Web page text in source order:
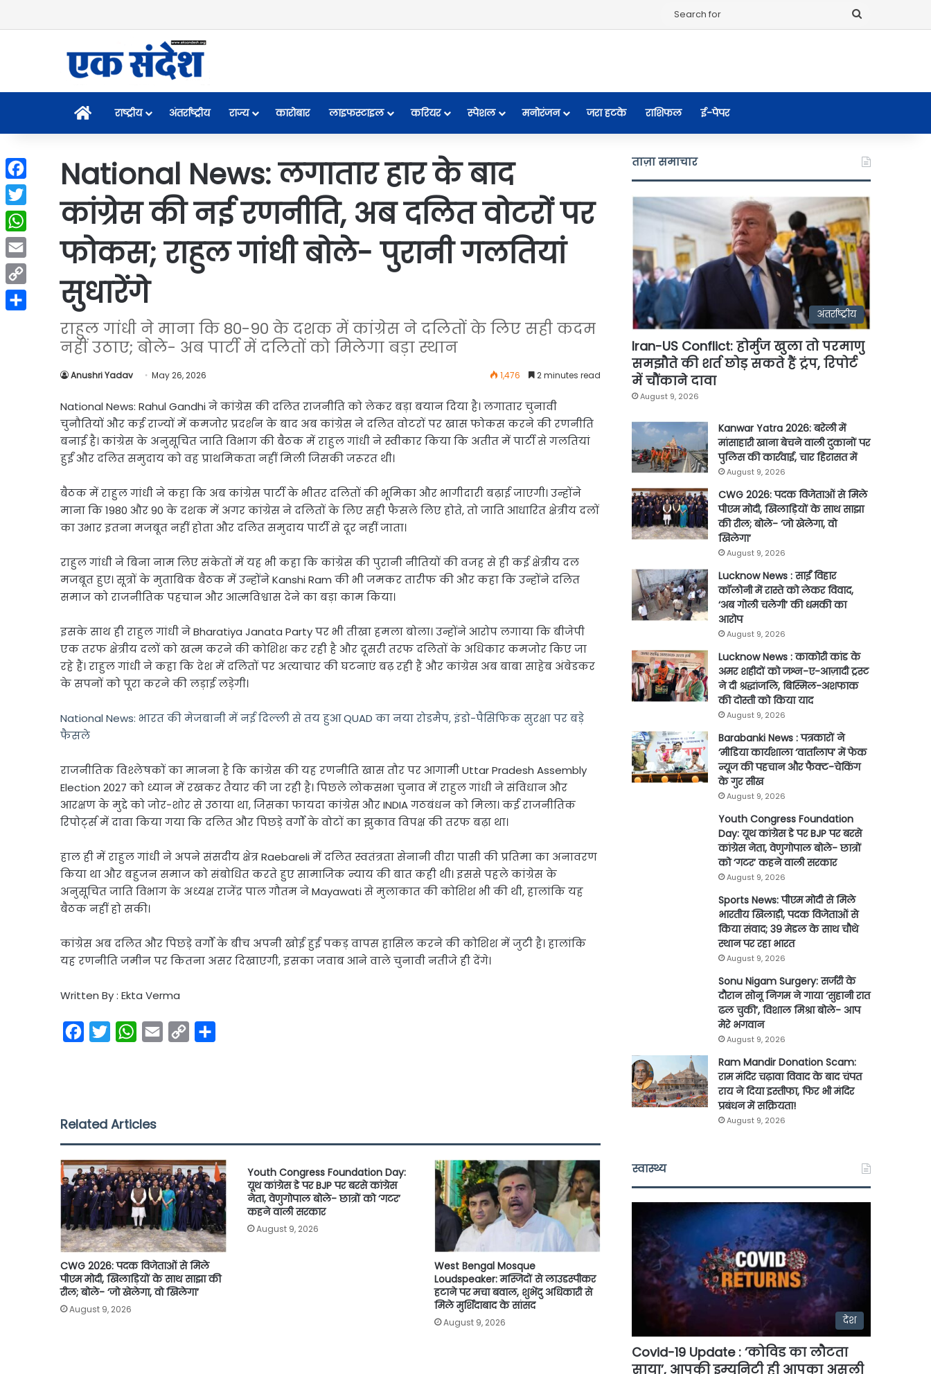
Homeराष्ट्रीय अंतर्राष्ट्रीय राज्य कारोबार लाइफस्टाइल करियर स्पेशल मनोरंजन जरा हटके राशिफल ई-पेपर
National News: लगातार हार के बाद
कांग्रेस की नई रणनीति, अब दलित वोटरों पर
फोकस; राहुल गांधी बोले- पुरानी गलतियां
सुधारेंगे
राहुल गांधी ने माना कि 80-90 के दशक में कांग्रेस ने दलितों के लिए सही कदम
नहीं उठाए; बोले- अब पार्टी में दलितों को मिलेगा बड़ा स्थान
Anushri Yadav May 26, 2026 1,476 2 minutes read
National News: Rahul Gandhi ने कांग्रेस की दलित राजनीति को लेकर बड़ा बयान दिया है। लगातार चुनावी
चुनौतियों और कई राज्यों में कमजोर प्रदर्शन के बाद अब कांग्रेस ने दलित वोटरों पर खास फोकस करने की रणनीति
बनाई है। कांग्रेस के अनुसूचित जाति विभाग की बैठक में राहुल गांधी ने स्वीकार किया कि अतीत में पार्टी से गलतियां
हुईं और दलित समुदाय को वह प्राथमिकता नहीं मिली जिसकी जरूरत थी।
बैठक में राहुल गांधी ने कहा कि अब कांग्रेस पार्टी के भीतर दलितों की भूमिका और भागीदारी बढ़ाई जाएगी। उन्होंने
माना कि 1980 और 90 के दशक में अगर कांग्रेस ने दलितों के लिए सही फैसले लिए होते, तो जाति आधारित क्षेत्रीय दलों
का उभार इतना मजबूत नहीं होता और दलित समुदाय पार्टी से दूर नहीं जाता।
राहुल गांधी ने बिना नाम लिए संकेतों में यह भी कहा कि कांग्रेस की पुरानी नीतियों की वजह से ही कई क्षेत्रीय दल
मजबूत हुए। सूत्रों के मुताबिक बैठक में उन्होंनेKanshi Ram की भी जमकर तारीफ की और कहा कि उन्होंने दलित
समाज को राजनीतिक पहचान और आत्मविश्वास देने का बड़ा काम किया।
इसके साथ ही राहुल गांधी नेBharatiya Janata Partyपर भी तीखा हमला बोला। उन्होंने आरोप लगाया कि बीजेपी
एक तरफ क्षेत्रीय दलों को खत्म करने की कोशिश कर रही है और दूसरी तरफ दलितों के अधिकार कमजोर किए जा
रहे हैं। राहुल गांधी ने कहा कि देश में दलितों पर अत्याचार की घटनाएं बढ़ रही हैं और कांग्रेस अब बाबा साहेब अंबेडकर
के सपनों को पूरा करने की लड़ाई लड़ेगी।
National News: भारत की मेजबानी में नई दिल्ली से तय हुआ QUAD का नया रोडमैप, इंडो-पैसिफिक सुरक्षा पर बड़े
फैसले
राजनीतिक विश्लेषकों का मानना है कि कांग्रेस की यह रणनीति खास तौर पर आगामीUttar Pradesh Assembly
Election 2027 को ध्यान में रखकर तैयार की जा रही है। पिछले लोकसभा चुनाव में राहुल गांधी ने संविधान और
आरक्षण के मुद्दे को जोर-शोर से उठाया था, जिसका फायदा कांग्रेस और INDIA गठबंधन को मिला। कई राजनीतिक
रिपोर्ट्स में दावा किया गया कि दलित और पिछड़े वर्गों के वोटों का झुकाव विपक्ष की तरफ बढ़ा था।
हाल ही में राहुल गांधी ने अपने संसदीय क्षेत्रRaebareli में दलित स्वतंत्रता सेनानी वीरा पासी की प्रतिमा का अनावरण
किया था और बहुजन समाज को संबोधित करते हुए सामाजिक न्याय की बात कही थी। इससे पहले कांग्रेस के
अनुसूचित जाति विभाग के अध्यक्ष राजेंद्र पाल गौतम नेMayawati से मुलाकात की कोशिश भी की थी, हालांकि यह
बैठक नहीं हो सकी।
कांग्रेस अब दलित और पिछड़े वर्गों के बीच अपनी खोई हुई पकड़ वापस हासिल करने की कोशिश में जुटी है। हालांकि
यह रणनीति जमीन पर कितना असर दिखाएगी, इसका जवाब आने वाले चुनावी नतीजे ही देंगे।
Written By : Ekta Verma
o
k
r
W
p
p
n
k
Related Articles
CWG 2026: पदक विजेताओं से मिले
पीएम मोदी, खिलाड़ियों के साथ साझा की
रील; बोले- ‘जो खेलेगा, वो खिलेगा’
August 9, 2026
Youth Congress Foundation Day:
यूथ कांग्रेस डे पर BJP पर बरसे कांग्रेस
नेता, वेणुगोपाल बोले- छात्रों को ‘गटर’
कहने वाली सरकार
August 9, 2026
West Bengal Mosque
Loudspeaker: मस्जिदों से लाउडस्पीकर
हटाने पर मचा बवाल, शुभेंदु अधिकारी से
मिले मुर्शिदाबाद के सांसद
August 9, 2026
ताज़ा समाचार
अंतर्राष्ट्रीय
Iran-US Conflict: होर्मुज खुला तो परमाणु
समझौते की शर्त छोड़ सकते हैं ट्रंप, रिपोर्ट
में चौंकाने दावा
August 9, 2026
Kanwar Yatra 2026: बरेली में
मांसाहारी खाना बेचने वाली दुकानों पर
पुलिस की कार्रवाई, चार हिरासत में
August 9, 2026
CWG 2026: पदक विजेताओं से मिले
पीएम मोदी, खिलाड़ियों के साथ साझा
की रील; बोले- ‘जो खेलेगा, वो
खिलेगा’
August 9, 2026
Lucknow News : साईं विहार
कॉलोनी में रास्ते को लेकर विवाद,
‘अब गोली चलेगी’ की धमकी का
आरोप
August 9, 2026
Lucknow News : काकोरी कांड के
अमर शहीदों को जश्न-ए-आज़ादी ट्रस्ट
ने दी श्रद्धांजलि, बिस्मिल-अशफाक
की दोस्ती को किया याद
August 9, 2026
Barabanki News : पत्रकारों ने
‘मीडिया कार्यशाला ‘वार्तालाप’ में फेक
न्यूज की पहचान और फैक्ट-चेकिंग
के गुर सीख
August 9, 2026
Youth Congress Foundation
Day: यूथ कांग्रेस डे पर BJP पर बरसे
कांग्रेस नेता, वेणुगोपाल बोले- छात्रों
को ‘गटर’ कहने वाली सरकार
August 9, 2026
Sports News: पीएम मोदी से मिले
भारतीय खिलाड़ी, पदक विजेताओं से
किया संवाद; 39 मेडल के साथ चौथे
स्थान पर रहा भारत
August 9, 2026
Sonu Nigam Surgery: सर्जरी के
दौरान सोनू निगम ने गाया ‘सुहानी रात
ढल चुकी’, विशाल मिश्रा बोले- आप
मेरे भगवान
August 9, 2026
Ram Mandir Donation Scam:
राम मंदिर चढ़ावा विवाद के बाद चंपत
राय ने दिया इस्तीफा, फिर भी मंदिर
प्रबंधन में सक्रियता!
August 9, 2026
स्वास्थ्य
देश
Covid-19 Update : ‘कोविड का लौटता
साया’, आपकी इम्युनिटी ही आपका असली
Facebook
Twitter
WhatsApp
Email
Copy
Link